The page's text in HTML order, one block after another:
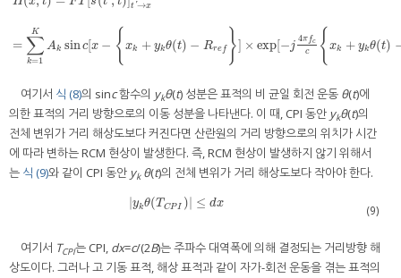
t'→x
= ∑
k=1
K
Ak sinc[x − { xk + ykθ(t) − Rref}] × exp[−j
4πfc
c { xk + ykθ(t)
= y j4
여기서 식 (8)의 sinc함수의 ykθ(t) 성분은 표적의 비 균일 회전 운동 θ(t)에
의한 표적의 거리 방향으로의 이동 성분을 나타낸다. 이 때, CPI 동안 ykθ(t)의
전체 변위가 거리 해상도보다 커진다면 산란원의 거리 방향으로의 위치가 시간
에 따라 변하는 RCM 현상이 발생한다. 즉, RCM 현상이 발생하지 않기 위해서
는 식 (9)와 같이 CPI 동안 ykθ(t)의 전체 변위가 거리 해상도보다 작아야 한다.
ykθ(T CPI ) ≤ dx
|ykθ(TCPI) ≤dx (9)
여기서 TCPI는 CPI, dx=c/(2B)는 주파수 대역폭에 의해 결정되는 거리방향 해
상도이다. 그러나 고 기동 표적, 해상 표적과 같이 자가-회전 운동을 겪는 표적의